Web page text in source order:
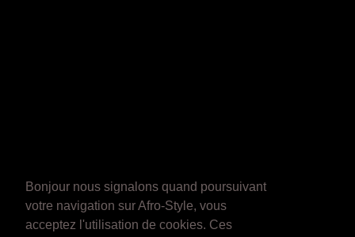
Bonjour nous signalons quand poursuivant
votre navigation sur Afro-Style, vous
acceptez l'utilisation de cookies. Ces